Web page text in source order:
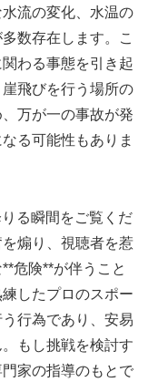
流の変化、水温の
数存在します。こ
わる事態を引き起
飛びを行う場所の
万が一の事故が発
る可能性もありま
る瞬間をご覧くだ
煽り、視聴者を惹
危険**が伴うこと
したプロのスポー
行為であり、安易
もし挑戦を検討す
家の指導のもとで